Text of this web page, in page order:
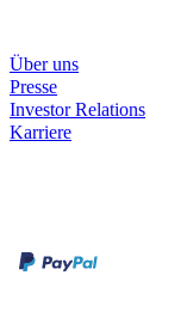
Über uns
Presse
Investor Relations
Karriere